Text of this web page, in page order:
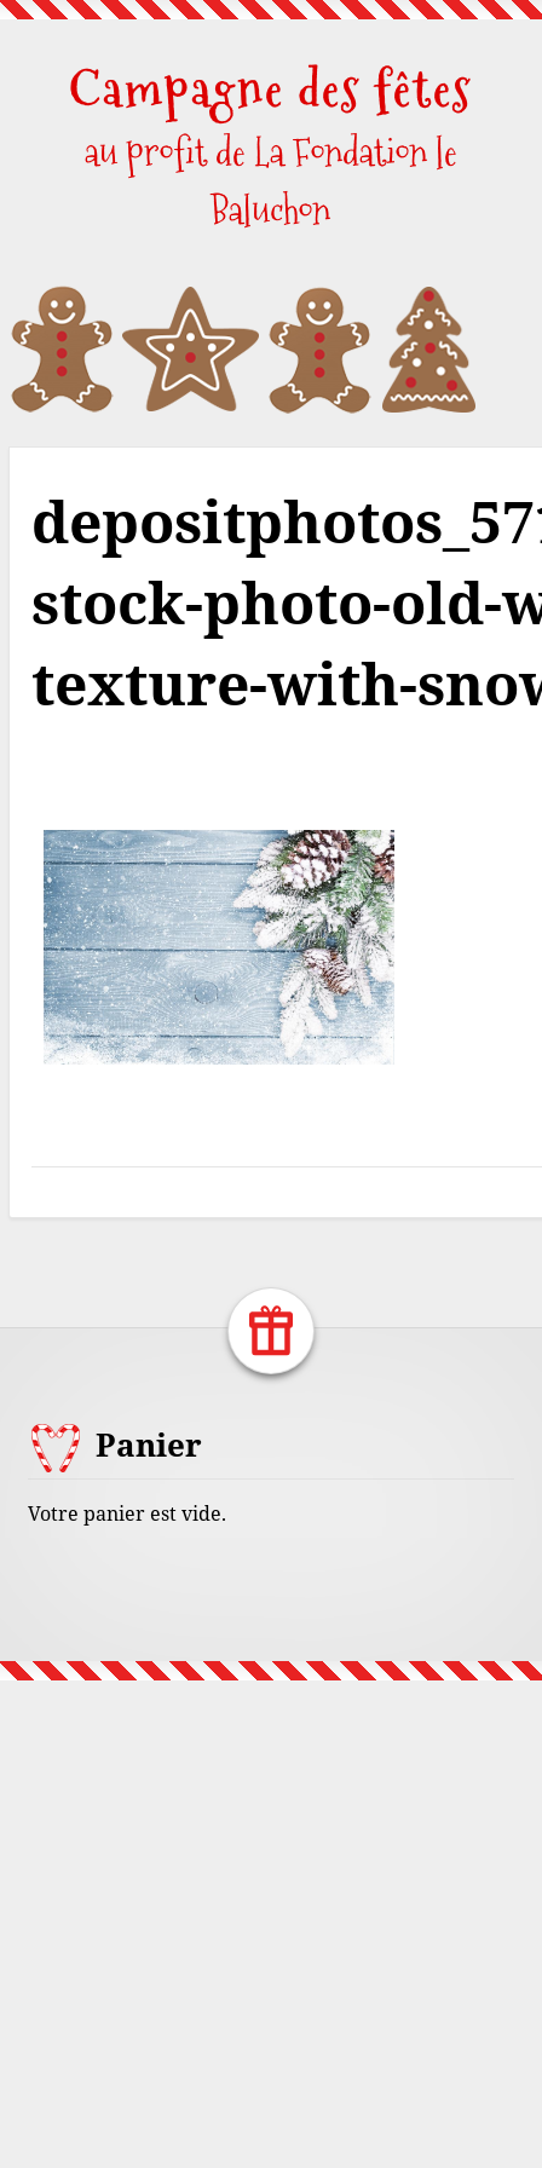
Skip
contentCampagne des fêtes
au profit de La Fondation le
Baluchon
stock-photo-old-
texture-with-
Return Home
Footer
ContentPanier
Votre panier est vide.